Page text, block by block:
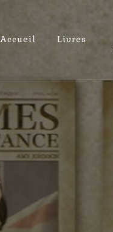
Accueil Livres